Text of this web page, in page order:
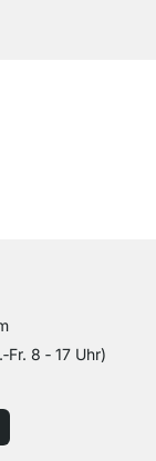
8 ‑ 17 Uhr)